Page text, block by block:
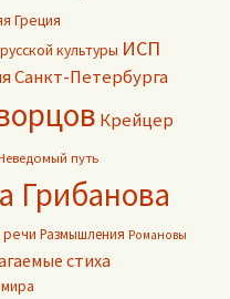
Греция
культуры ИСП
Санкт-Петербурга
Крейцер
путь
Грибанова
Размышления Романовы
стиха